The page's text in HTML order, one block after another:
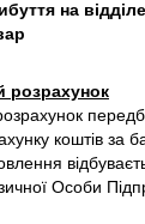
на
розрахунок
коштів за
Особи